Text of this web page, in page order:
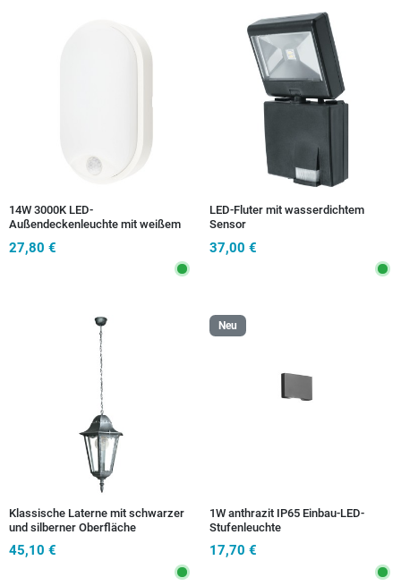
14W 3000K LED-
Außendeckenleuchte mit weißem
27,80 €
LED-Fluter mit wasserdichtem
Sensor
37,00 €
Klassische Laterne mit schwarzer
und silberner Oberfläche
45,10 €
Neu
1W anthrazit IP65 Einbau-LED-
Stufenleuchte
17,70 €